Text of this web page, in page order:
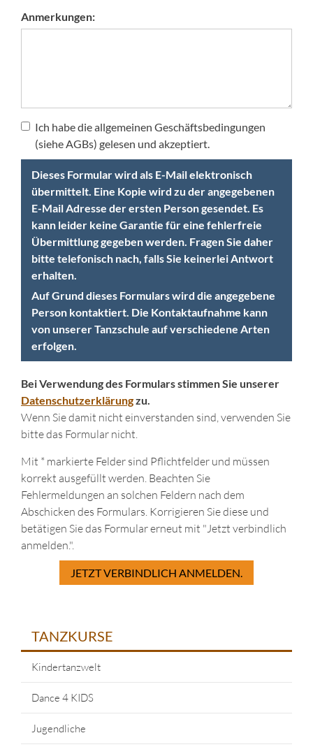
Anmerkungen:
Ich habe die allgemeinen Geschäftsbedingungen
(siehe AGBs) gelesen und akzeptiert.
Dieses Formular wird als E-Mail elektronisch
übermittelt. Eine Kopie wird zu der angegebenen
E-Mail Adresse der ersten Person gesendet. Es
kann leider keine Garantie für eine fehlerfreie
Übermittlung gegeben werden. Fragen Sie daher
bitte telefonisch nach, falls Sie keinerlei Antwort
erhalten.
Auf Grund dieses Formulars wird die angegebene
Person kontaktiert. Die Kontaktaufnahme kann
von unserer Tanzschule auf verschiedene Arten
erfolgen.
Bei Verwendung des Formulars stimmen Sie unserer
Datenschutzerklärungzu.
Wenn Sie damit nicht einverstanden sind, verwenden Sie
bitte das Formular nicht.
Mit * markierte Felder sind Pflichtfelder und müssen
korrekt ausgefüllt werden. Beachten Sie
Fehlermeldungen an solchen Feldern nach dem
Abschicken des Formulars. Korrigieren Sie diese und
betätigen Sie das Formular erneut mit "Jetzt verbindlich
anmelden.".
JETZT VERBINDLICH ANMELDEN.
TANZKURSE
Kindertanzwelt
Dance 4 KIDS
Jugendliche